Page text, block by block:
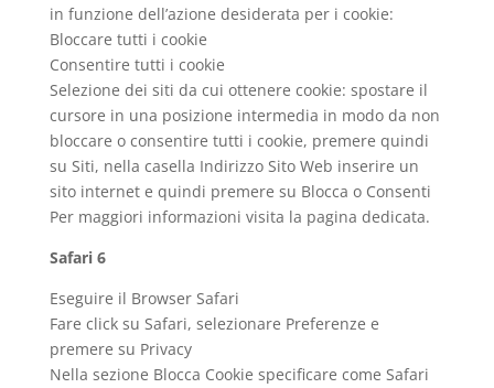
in funzione dell’azione desiderata per i cookie:
Bloccare tutti i cookie
Consentire tutti i cookie
Selezione dei siti da cui ottenere cookie: spostare il
cursore in una posizione intermedia in modo da non
bloccare o consentire tutti i cookie, premere quindi
su Siti, nella casella Indirizzo Sito Web inserire un
sito internet e quindi premere su Blocca o Consenti
Per maggiori informazioni visita la pagina dedicata.
Safari 6
Eseguire il Browser Safari
Fare click su Safari, selezionare Preferenze e
premere su Privacy
Nella sezione Blocca Cookie specificare come Safari